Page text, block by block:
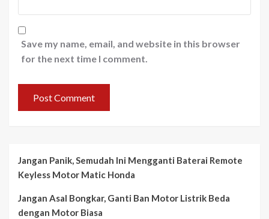
Save my name, email, and website in this browser
for the next time I comment.
Jangan Panik, Semudah Ini Mengganti Baterai Remote
Keyless Motor Matic Honda
Jangan Asal Bongkar, Ganti Ban Motor Listrik Beda
dengan Motor Biasa